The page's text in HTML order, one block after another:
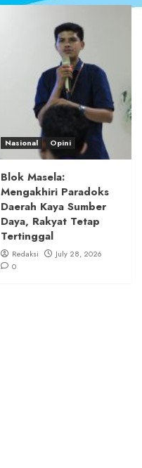
Nasional Opini
Blok Masela:
Mengakhiri Paradoks
Daerah Kaya Sumber
Daya, Rakyat Tetap
Tertinggal
Redaksi
July 28, 2026
0